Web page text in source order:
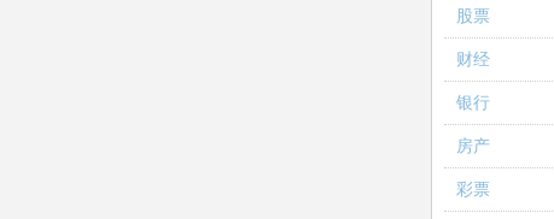
股票
财经
银行
房产
彩票